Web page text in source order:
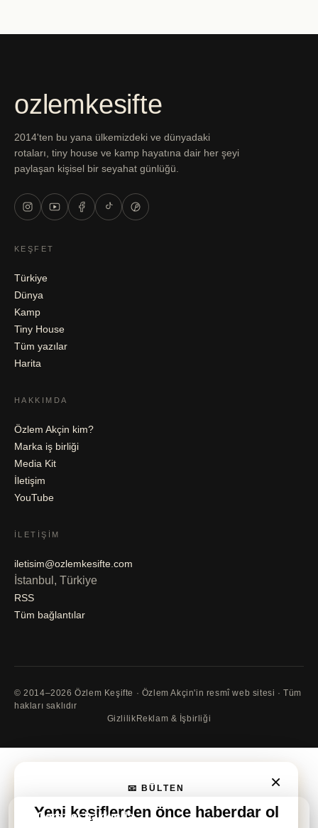
ozlemkesifte
2014'ten bu yana ülkemizdeki ve dünyadaki
rotaları, tiny house ve kamp hayatına dair her şeyi
paylaşan kişisel bir seyahat günlüğü.
KEŞFET
Türkiye
Dünya
Kamp
Tiny House
Tüm yazılar
Harita
HAKKIMDA
Özlem Akçin kim?
Marka iş birliği
Media Kit
İletişim
YouTube
İLETIŞIM
iletisim@ozlemkesifte.com
İstanbul, Türkiye
RSS
Tüm bağlantılar
© 2014–2026 Özlem Keşifte · Özlem Akçin'in resmî web sitesi · Tüm
hakları saklıdır
GizlilikReklam & İşbirliği
×
📧 BÜLTEN
Yeni keşiflerden önce haberdar ol
🍪 Çerezler hakkında